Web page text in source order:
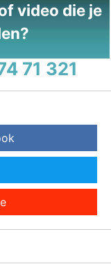
video die je
71 321